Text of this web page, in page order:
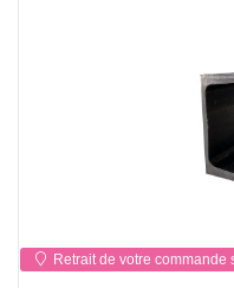
Retrait de votre commande